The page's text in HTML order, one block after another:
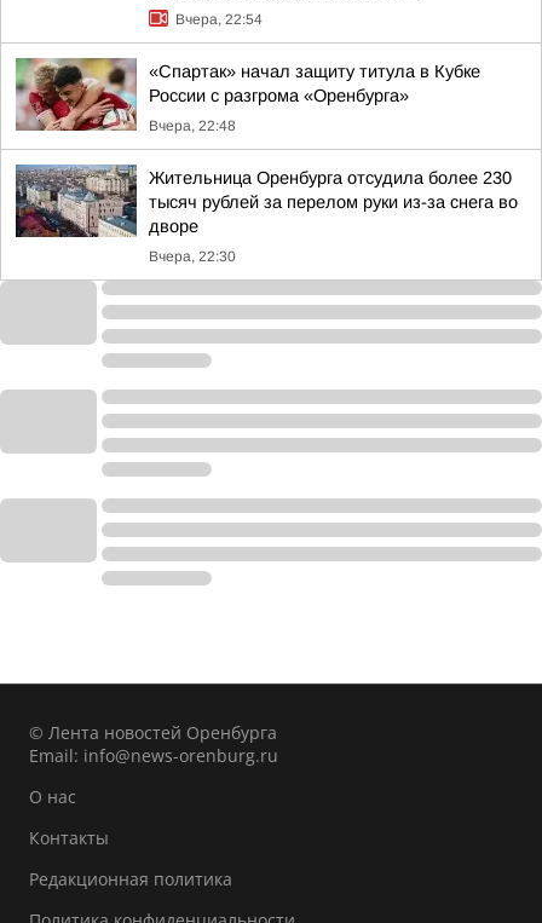
Вчера, 22:54
«Спартак» начал защиту титула в Кубке
России с разгрома «Оренбурга»
Вчера, 22:48
Жительница Оренбурга отсудила более 230
тысяч рублей за перелом руки из-за снега во
дворе
Вчера, 22:30
© Лента новостей Оренбурга
Email: info@news-orenburg.ru
О нас
Контакты
Редакционная политика